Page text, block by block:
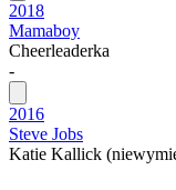
2018
Mamaboy
Cheerleaderka
-
2016
Steve Jobs
Katie Kallick